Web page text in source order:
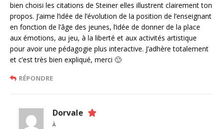
bien choisi les citations de Steiner elles illustrent clairement ton
propos. J’aime l’idée de l’évolution de la position de l’enseignant
en fonction de l’âge des jeunes, l’idée de donner de la place
aux émotions, au jeu, à la liberté et aux activités artistique
pour avoir une pédagogie plus interactive. J’adhère totalement
et c’est très bien expliqué, merci 🙂
RÉPONDRE
Dorvale
À